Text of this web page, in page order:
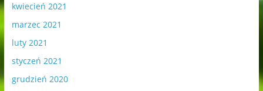
kwiecień 2021
marzec 2021
luty 2021
styczeń 2021
grudzień 2020